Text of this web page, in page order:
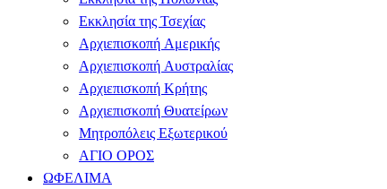
Εκκλησία της Τσεχίας
Αρχιεπισκοπή Αμερικής
Αρχιεπισκοπή Αυστραλίας
Αρχιεπισκοπή Κρήτης
Αρχιεπισκοπή Θυατείρων
Μητροπόλεις Εξωτερικού
ΑΓΙΟ ΟΡΟΣ
ΩΦΕΛΙΜΑ